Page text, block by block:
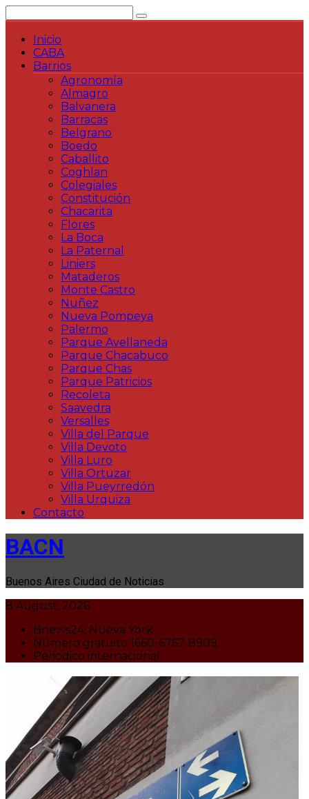
al
contenidoInicio
CABA
Barrios
Agronomía
Almagro
Balvanera
Barracas
Belgrano
Boedo
Caballito
Coghlan
Colegiales
Constitución
Chacarita
Flores
La Boca
La Paternal
Liniers
Mataderos
Monte Castro
Nuñez
Nueva Pompeya
Palermo
Parque Avellaneda
Parque Chacabuco
Parque Chas
Parque Patricios
Recoleta
Saavedra
Versalles
Villa del Parque
Villa Devoto
Villa Luro
Villa Ortuzar
Villa Pueyrredón
Villa Urquiza
Contacto
BACN
Buenos Aires Ciudad de Noticias
8 August, 2026
Bnews24, Nueva York
Número gratuito 1660-6767-8909
Periódico internacional